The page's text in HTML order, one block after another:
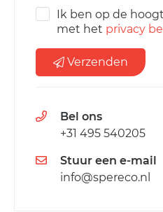
Ik ben op de
met het privacy
Verzenden
Bel ons
+31 495 540205
Stuur een e-mail
info@spereco.nl